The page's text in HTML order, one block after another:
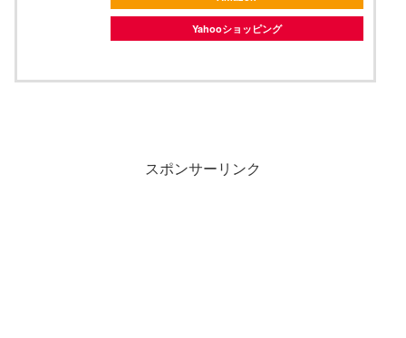
Yahooショッピング
スポンサーリンク